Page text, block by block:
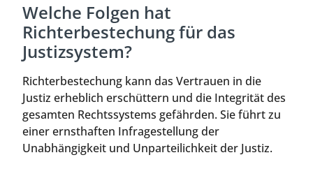
Welche Folgen hat
Richterbestechung für das
Justizsystem?
Richterbestechung kann das Vertrauen in die
Justiz erheblich erschüttern und die Integrität des
gesamten Rechtssystems gefährden. Sie führt zu
einer ernsthaften Infragestellung der
Unabhängigkeit und Unparteilichkeit der Justiz.